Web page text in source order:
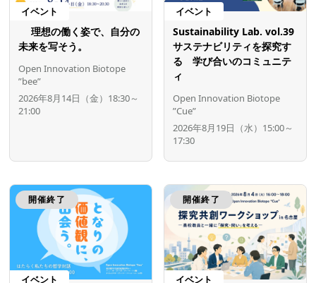
イベント
理想の働く姿で、自分の
未来を写そう。
Open Innovation Biotope
”bee”
2026年8月14日（金）18:30～
21:00
イベント
Sustainability Lab. vol.39
サステナビリティを探究す
る 学び合いのコミュニテ
ィ
Open Innovation Biotope
”Cue”
2026年8月19日（水）15:00～
17:30
開催終了
イベント
開催終了
イベント